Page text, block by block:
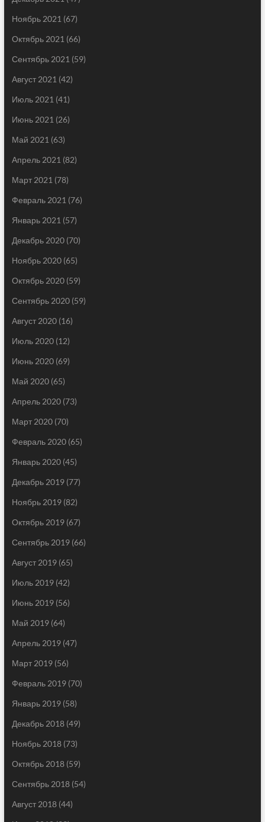
Ноябрь 2021 (67)
Октябрь 2021 (66)
Сентябрь 2021 (59)
Август 2021 (42)
Июль 2021 (41)
Июнь 2021 (26)
Май 2021 (63)
Апрель 2021 (82)
Март 2021 (78)
Февраль 2021 (76)
Январь 2021 (57)
Декабрь 2020(70)
Ноябрь 2020(65)
Октябрь 2020(59)
Сентябрь 2020(59)
Август 2020(16)
Июль 2020(12)
Июнь 2020(69)
Май 2020(65)
Апрель 2020(73)
Март 2020(70)
Февраль 2020(65)
Январь 2020(45)
Декабрь 2019(77)
Ноябрь 2019(82)
Октябрь 2019(67)
Сентябрь 2019(66)
Август 2019(65)
Июль 2019(42)
Июнь 2019(56)
Май 2019(64)
Апрель 2019(47)
Март 2019(56)
Февраль 2019(70)
Январь 2019(58)
Декабрь 2018(49)
Ноябрь 2018(73)
Октябрь 2018(59)
Сентябрь 2018(54)
Август 2018(44)